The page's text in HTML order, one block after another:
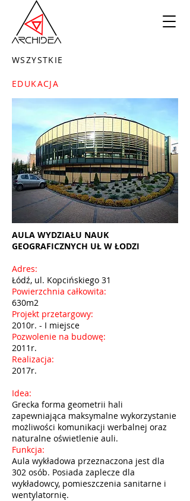
WSZYSTKIE
EDUKACJA
AULA WYDZIAŁU NAUK
GEOGRAFICZNYCH UŁ W ŁODZI
Adres:
Łódź, ul. Kopcińskiego 31
Powierzchnia całkowita:
630m2
Projekt przetargowy:
2010r. - I miejsce
Pozwolenie na budowę:
2011r.
Realizacja:
2017r.
Idea:
Grecka forma geometrii hali
zapewniająca maksymalne wykorzystanie
możliwości komunikacji werbalnej oraz
naturalne oświetlenie auli.
Funkcja:
Aula wykładowa przeznaczona jest dla
302 osób. Posiada zaplecze dla
wykładowcy, pomieszczenia sanitarne i
wentylatornię.